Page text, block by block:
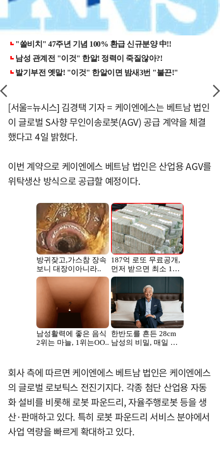
[서울=뉴시스] 김경택 기자 = 케이엔에스는 베트남 법인
이 글로벌 S사향 무인이송로봇(AGV) 공급 계약을 체결
했다고 4일 밝혔다.
이번 계약으로 케이엔에스 베트남 법인은 산업용 AGV를
위탁생산 방식으로 공급할 예정이다.
회사 측에 따르면 케이엔에스 베트남 법인은 케이엔에스
의 글로벌 로보틱스 전진기지다. 각종 첨단 산업용 자동
화 설비를 비롯해 로봇 파운드리, 자율주행로봇 등을 생
산·판매하고 있다. 특히 로봇 파운드리 서비스 분야에서
사업 역량을 빠르게 확대하고 있다.